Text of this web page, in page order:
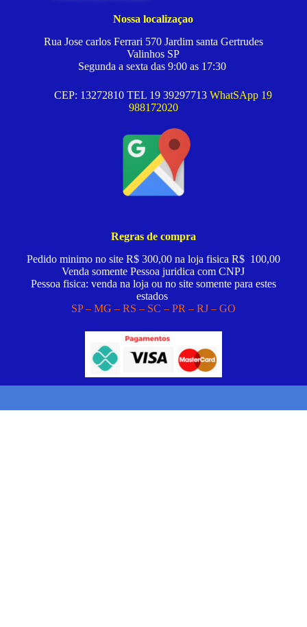
Nossa localizaçao
Rua Jose carlos Ferrari 570 Jardim santa Gertrudes
Valinhos SP
Segunda a sexta das 9:00 as 17:30
CEP: 13272810 TEL 19 39297713 WhatSApp 19
988172020
Regras de compra
Pedido minimo no site R$ 300,00 na loja fisica R$ 100,00
Venda somente Pessoa juridica com CNPJ
Pessoa fisica: venda na loja ou no site somente para estes
estados
SP – MG – RS – SC – PR – RJ – GO